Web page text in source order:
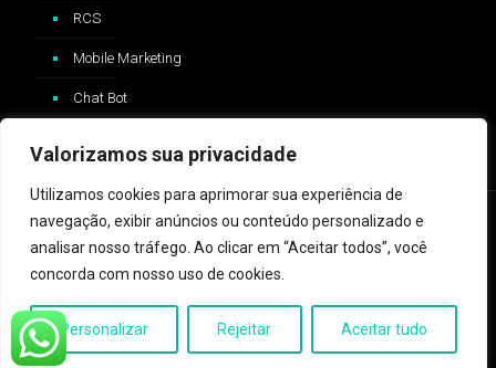
Valorizamos sua privacidade
Utilizamos cookies para aprimorar sua experiência de
navegação, exibir anúncios ou conteúdo personalizado e
analisar nosso tráfego. Ao clicar em “Aceitar todos”, você
concorda com nosso uso de cookies.
Personalizar Rejeitar Aceitar tudo
RCS
Mobile Marketing
Chat Bot
propriedades da Whatsapp Inc™️ e não possui nenhum vínculo com
a ZAP Message